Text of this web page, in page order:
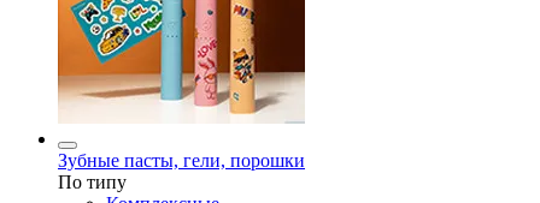
Зубные пасты, гели, порошки
По типу